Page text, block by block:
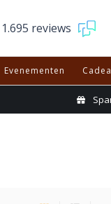
1.695 reviews
Evenementen